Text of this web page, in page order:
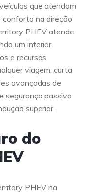
que atendam
conforto na direção
PHEV atende
um interior
e recursos
viagem, curta
avançadas de
segurança passiva
superior.
do
PHEV na